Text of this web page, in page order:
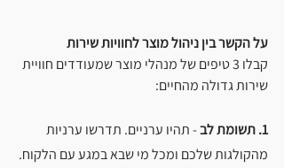
על הקשר בין ניהול מוצר לחוויות שירות
קבלו 3 טיפים של מנהלי מוצר שמעודדים חוויית
שירות גדולה מהחיים:
1. תשומת לב
- תהיו ערניים. תדרשו ערניות
מהקולגות שלכם ומכל מי שבא במגע עם הלקוח.